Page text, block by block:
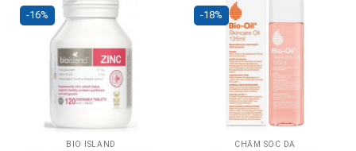
-16%
BIO ISLAND
-18%
CHĂM SÓC DA